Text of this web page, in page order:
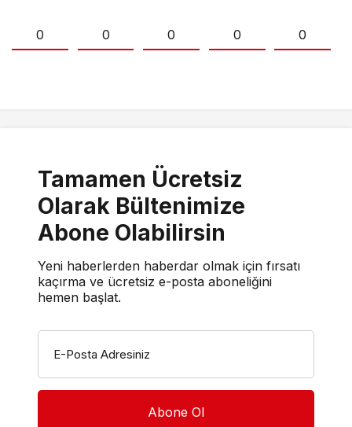
0 0 0 0 0
Tamamen Ücretsiz
Olarak Bültenimize
Abone Olabilirsin
Yeni haberlerden haberdar olmak için fırsatı
kaçırma ve ücretsiz e-posta aboneliğini
hemen başlat.
E-Posta Adresiniz